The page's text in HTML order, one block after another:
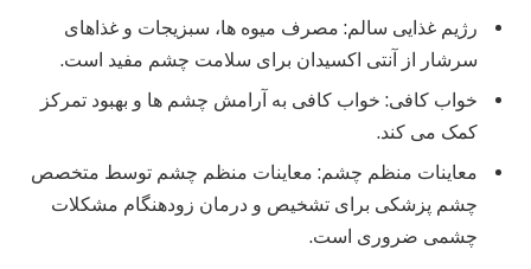
رژیم غذایی سالم: مصرف میوه ها، سبزیجات و غذاهای
سرشار از آنتی اکسیدان برای سلامت چشم مفید است.
خواب کافی: خواب کافی به آرامش چشم ها و بهبود تمرکز
کمک می کند.
معاینات منظم چشم: معاینات منظم چشم توسط متخصص
چشم پزشکی برای تشخیص و درمان زودهنگام مشکلات
چشمی ضروری است.